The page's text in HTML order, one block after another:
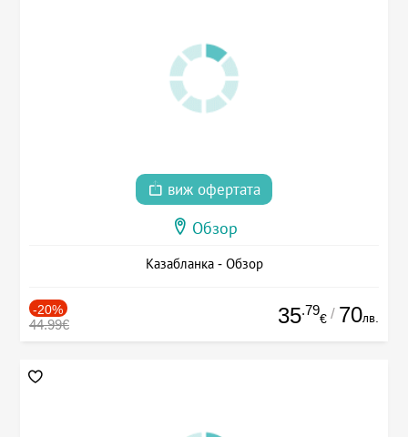
виж офертата
Обзор
Казабланка - Обзор
-20%
44.99€ 35.79
€ / 70лв.